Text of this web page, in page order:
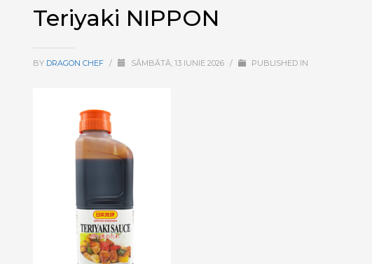
Teriyaki NIPPON
BY DRAGON CHEF / SÂMBĂTĂ, 13 IUNIE 2026 / PUBLISHED IN